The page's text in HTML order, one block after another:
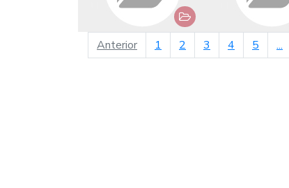
Anteriorpágina anterior
1 2 3 4 5 ...